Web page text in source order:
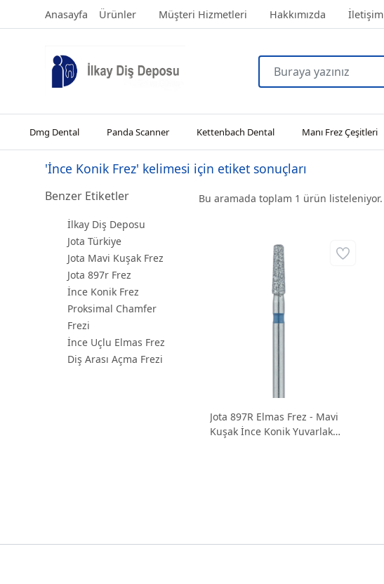
Anasayfa Ürünler Müşteri Hizmetleri Hakkımızda İletişim
Dmg Dental Panda Scanner Kettenbach Dental Manı Frez Çeşitleri
'İnce Konik Frez' kelimesi için etiket sonuçları
Benzer Etiketler
İlkay Diş Deposu
Jota Türkiye
Jota Mavi Kuşak Frez
Jota 897r Frez
İnce Konik Frez
Proksimal Chamfer
Frezi
İnce Uçlu Elmas Frez
Diş Arası Açma Frezi
Bu aramada toplam 1 ürün listeleniyor.
Jota 897R Elmas Frez - Mavi
Kuşak İnce Konik Yuvarlak